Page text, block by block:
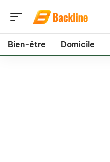
Bien-être Domicile